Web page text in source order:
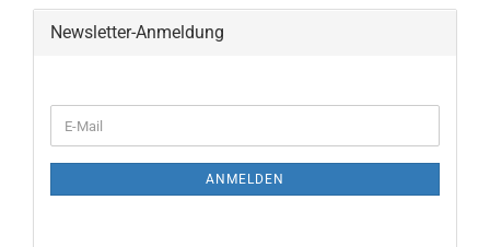
Newsletter-Anmeldung
ZUR
E-
Mail
ANMELDEN